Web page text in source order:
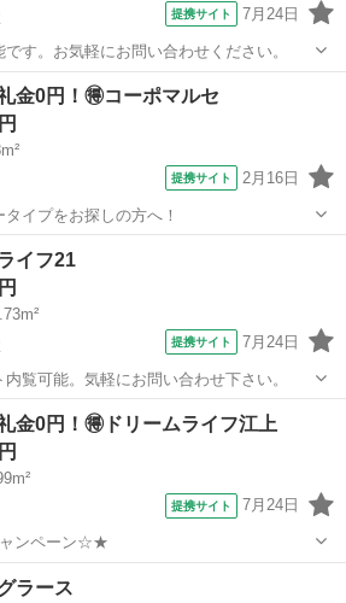
提携サイト 7月24日
す。お気軽にお問い合わせください。
駅 アパート
金0円！🉐コーポマルセ
提携サイト 2月16日
イプをお探しの方へ！
イフ21
提携サイト 7月24日
覧可能。気軽にお問い合わせ下さい。
駅 アパート
金0円！🉐ドリームライフ江上
提携サイト 7月24日
ンペーン☆★
ラース